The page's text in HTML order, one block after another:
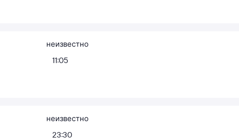
неизвестно
11:05
неизвестно
23:30